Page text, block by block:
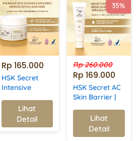
Rp 165.000
HSK Secret
Intensive
Mengembalikan
& Menjaga
Kelembapan
Lihat
Detail
Rp 260.000
Rp 169.000
HSK Secret AC
Skin Barrier |
Merawat Skin
Barrier &
Kurangi
Lihat
Detail
35%